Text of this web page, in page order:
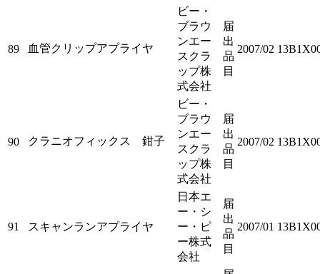
89 血管クリップアプライヤ
ビー・
ブラウ
ンエー
スクラ
ップ株
式会社
届
出
品
目
2007/02
90 クラニオフィックス 鉗子
ビー・
ブラウ
ンエー
スクラ
ップ株
式会社
届
出
品
目
2007/02
91 スキャンランアプライヤ
日本エ
ー・シ
ー・ピ
ー株式
会社
届
出
品
目
2007/01